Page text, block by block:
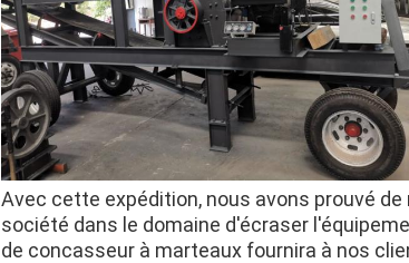
Avec cette expédition, nous avons prouvé
société dans le domaine d'écraser
de concasseur à marteaux fournira à nos